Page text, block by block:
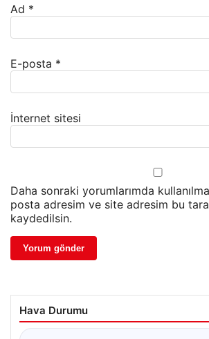
Ad *
E-posta *
İnternet sitesi
Daha sonraki yorumlarımda
posta adresim ve site adresim bu
kaydedilsin.
Hava Durumu